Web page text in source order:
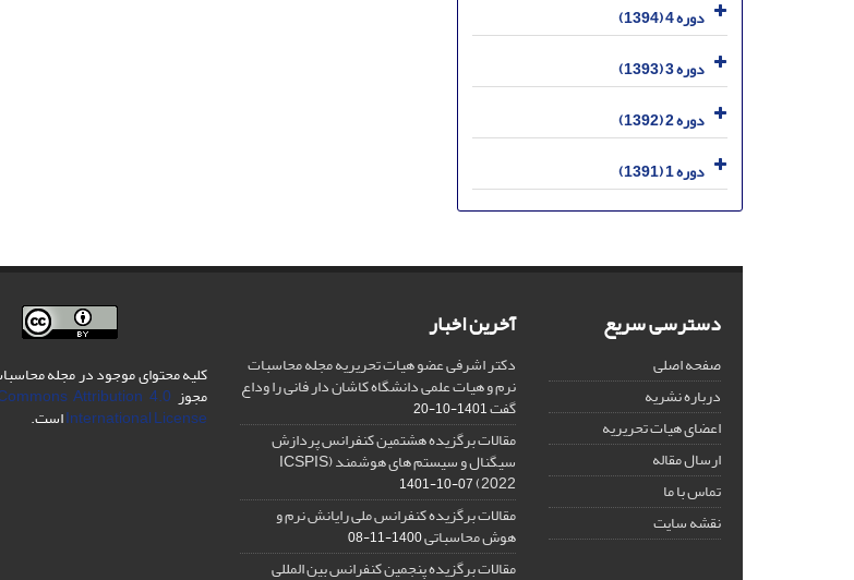
دوره 4 (1394)
دوره 3 (1393)
دوره 2 (1392)
دوره 1 (1391)
دسترسی سریع
صفحه اصلی
درباره نشریه
اعضای هیات تحریریه
ارسال مقاله
تماس با ما
نقشه سایت
آخرین اخبار
دکتر اشرفی عضو هیات تحریریه مجله محاسبات
نرم و هیات علمی دانشگاه کاشان دار فانی را وداع
گفت1401-10-20
مقالات برگزیده هشتمین کنفرانس پردازش
سیگنال و سیستم های هوشمند (ICSPIS
2022)
1401-10-07
مقالات برگزیده کنفرانس ملی رایانش نرم و
هوش محاسباتی1400-11-08
مقالات برگزیده پنجمین کنفرانس بین المللی
کلیه محتوای موجود در مجله
مجوز Attribution 4.0
International Licenseاست.